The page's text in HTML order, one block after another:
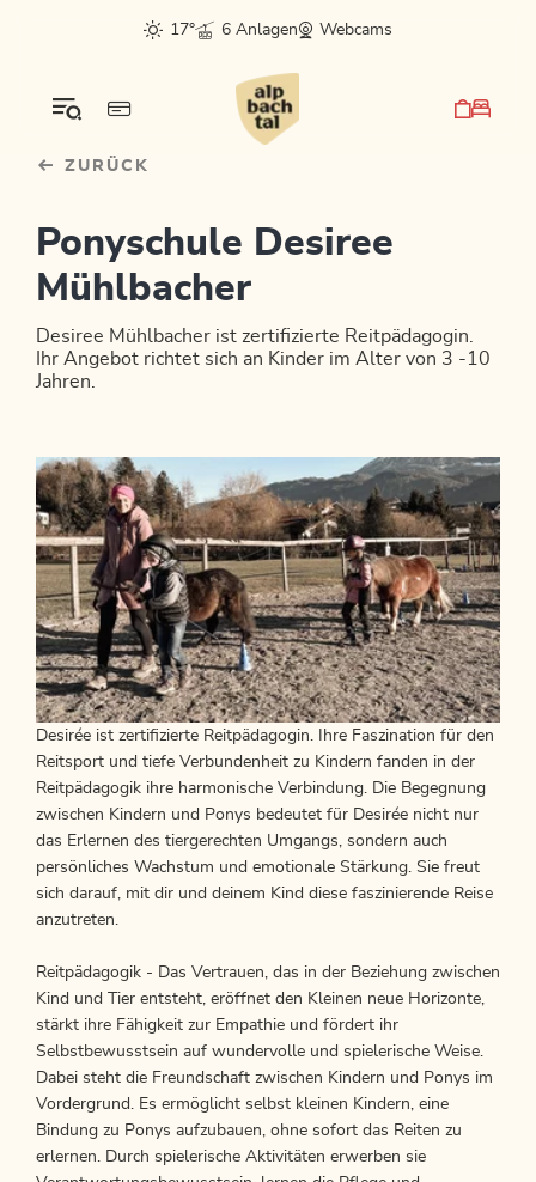
sr.skip-to.main-content
sr.skip-to.table-of-contents
sr.skip-to.main-navigation
17°
6 Anlagen Webcams
ZURÜCK
Ponyschule Desiree
Mühlbacher
Desiree Mühlbacher ist zertifizierte Reitpädagogin.
Ihr Angebot richtet sich an Kinder im Alter von 3 -10
Jahren.
Desirée ist zertifizierte Reitpädagogin. Ihre Faszination für den
Reitsport und tiefe Verbundenheit zu Kindern fanden in der
Reitpädagogik ihre harmonische Verbindung. Die Begegnung
zwischen Kindern und Ponys bedeutet für Desirée nicht nur
das Erlernen des tiergerechten Umgangs, sondern auch
persönliches Wachstum und emotionale Stärkung. Sie freut
sich darauf, mit dir und deinem Kind diese faszinierende Reise
anzutreten.
Reitpädagogik - Das Vertrauen, das in der Beziehung zwischen
Kind und Tier entsteht, eröffnet den Kleinen neue Horizonte,
stärkt ihre Fähigkeit zur Empathie und fördert ihr
Selbstbewusstsein auf wundervolle und spielerische Weise.
Dabei steht die Freundschaft zwischen Kindern und Ponys im
Vordergrund. Es ermöglicht selbst kleinen Kindern, eine
Bindung zu Ponys aufzubauen, ohne sofort das Reiten zu
erlernen. Durch spielerische Aktivitäten erwerben sie